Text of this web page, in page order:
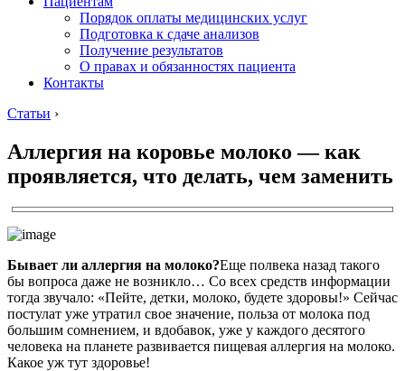
Порядок оплаты медицинских услуг
Подготовка к сдаче анализов
Получение результатов
О правах и обязанностях пациента
Контакты
Статьи ›
Аллергия на коровье молоко — как
проявляется, что делать, чем заменить
Бывает ли аллергия на молоко?Еще полвека назад такого
бы вопроса даже не возникло… Со всех средств информации
тогда звучало: «Пейте, детки, молоко, будете здоровы!» Сейчас
постулат уже утратил свое значение, польза от молока под
большим сомнением, и вдобавок, уже у каждого десятого
человека на планете развивается пищевая аллергия на молоко.
Какое уж тут здоровье!